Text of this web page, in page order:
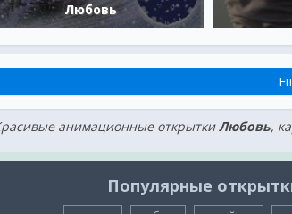
Любовь
анимационные открыткиЛюбовь,
Популярные